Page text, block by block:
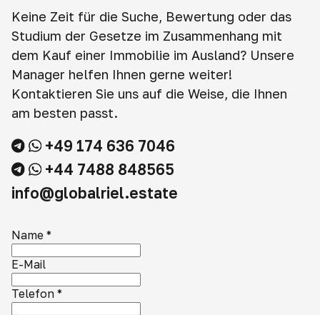
Keine Zeit für die Suche, Bewertung oder das
Studium der Gesetze im Zusammenhang mit
dem Kauf einer Immobilie im Ausland? Unsere
Manager helfen Ihnen gerne weiter!
Kontaktieren Sie uns auf die Weise, die Ihnen
am besten passt.
+49 174 636 7046
+44 7488 848565
info@globalriel.estate
Name *
E-Mail
Telefon *